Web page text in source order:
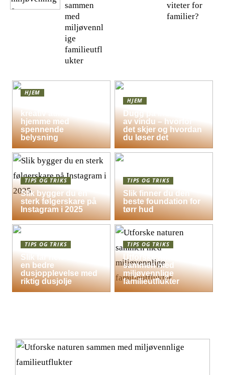
sammen
med
miljøvennl
ige
familieutfl
ukter
viteter for
familier?
HJEM
kreativ atmosfære
hjemme med
spennende
belysning
HJEM
Dugg på indersiden
av vindu – hvorfor
det skjer og hvordan
du løser det
TIPS OG TRIKS
Slik bygger du en
sterk følgerskare på
Instagram i 2025
TIPS OG TRIKS
Slik finner du den
beste foundation for
tørr hud
TIPS OG TRIKS
Slik får hele familien
en bedre
dusjopplevelse med
riktig dusjolje
TIPS OG TRIKS
Utforske naturen
sammen med
miljøvennlige
familieutflukter